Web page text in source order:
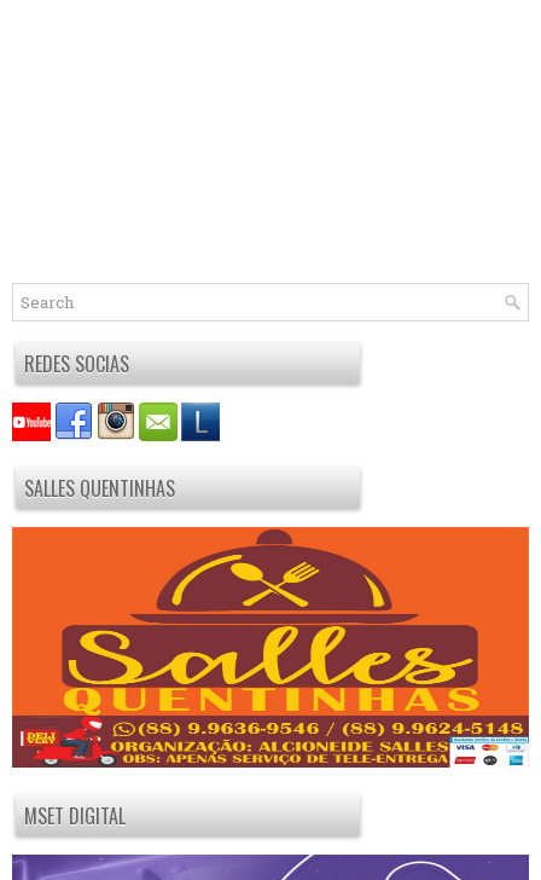
REDES SOCIAS
SALLES QUENTINHAS
MSET DIGITAL